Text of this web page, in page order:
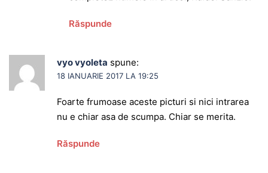
Răspunde
vyo vyoleta spune:
18 IANUARIE 2017 LA 19:25
Foarte frumoase aceste picturi si nici intrarea
nu e chiar asa de scumpa. Chiar se merita.
Răspunde